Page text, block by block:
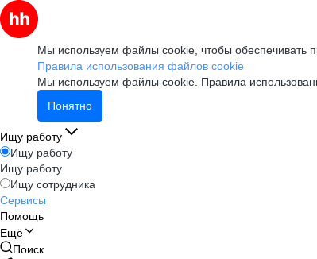
Мы используем файлы cookie, чтобы обеспечивать
Правила использования файлов cookie
Мы используем файлы cookie. Правила
Понятно
Ищу работу
Ищу работу
Ищу работу
Ищу сотрудника
Сервисы
Помощь
Ещё
Поиск